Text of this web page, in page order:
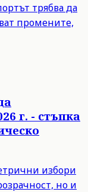
трябва да
промените,
г. - стъпка
избори
но и